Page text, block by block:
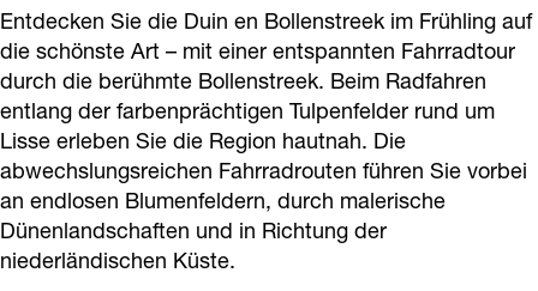
g
e
Entdecken Sie die Duin en Bollenstreek im Frühling auf
die schönste Art – mit einer entspannten Fahrradtour
durch die berühmte Bollenstreek. Beim Radfahren
entlang der farbenprächtigen Tulpenfelder rund um
Lisse erleben Sie die Region hautnah. Die
abwechslungsreichen Fahrradrouten führen Sie vorbei
an endlosen Blumenfeldern, durch malerische
Dünenlandschaften und in Richtung der
niederländischen Küste.